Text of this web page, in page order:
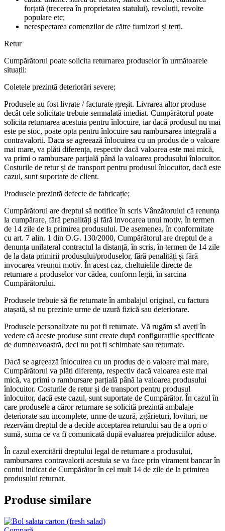
forțată (trecerea în proprietatea statului), revoluții, revolte
populare etc;
nerespectarea comenzilor de către furnizori și terți.
Retur
Cumpărătorul poate solicita returnarea produselor în următoarele
situații:
Coletele prezintă deteriorări severe;
Produsele au fost livrate / facturate greșit. Livrarea altor produse
decât cele solicitate trebuie semnalată imediat. Cumpărătorul poate
solicita returnarea acestuia pentru înlocuire, iar dacă produsul nu mai
este pe stoc, poate opta pentru înlocuire sau rambursarea integrală a
contravalorii. Daca se agreează înlocuirea cu un produs de o valoare
mai mare, va plăti diferența, respectiv dacă valoarea este mai mică,
va primi o rambursare parțială până la valoarea produsului înlocuitor.
Costurile de retur și de transport pentru produsul înlocuitor, dacă este
cazul, sunt suportate de client.
Produsele prezintă defecte de fabricație;
Cumpărătorul are dreptul să notifice în scris Vânzătorului că renunța
la cumpărare, fără penalități şi fără invocarea unui motiv, în termen
de 14 zile de la primirea produsului. De asemenea, în conformitate
cu art. 7 alin. 1 din O.G. 130/2000, Cumpărătorul are dreptul de a
denunța unilateral contractul la distanță, în scris, în termen de 14 zile
de la data primirii produsului/produselor, fără penalități și fără
invocarea vreunui motiv. În acest caz, cheltuielile directe de
returnare a produselor vor cădea, conform legii, în sarcina
Cumpărătorului.
Produsele trebuie să fie returnate în ambalajul original, cu factura
atașată, să nu prezinte urme de uzură fizică sau deteriorare.
Produsele personalizate nu pot fi returnate. Vă rugăm să aveți în
vedere că aceste produse sunt create după configurațiile specificate
de dumneavoastră, deci nu pot fi schimbate sau returnate.
Dacă se agreează înlocuirea cu un produs de o valoare mai mare,
Cumpărătorul va plăti diferența, respectiv dacă valoarea este mai
mică, va primi o rambursare parțială până la valoarea produsului
înlocuitor. Costurile de retur și de transport pentru produsul
înlocuitor, dacă este cazul, sunt suportate de Cumpărător. În cazul în
care produsele a căror returnare se solicită prezintă ambalaje
deteriorate sau incomplete, urme de uzură, zgârieturi, lovituri, ne
rezervăm dreptul de a decide acceptarea returului sau de a opri o
sumă, suma ce va fi comunicată după evaluarea prejudiciilor aduse.
În cazul exercitării dreptului legal de returnare a produsului,
rambursarea contravalorii acestuia se va face prin virament bancar în
contul indicat de Cumpărător în cel mult 14 de zile de la primirea
produsului returnat.
Produse similare